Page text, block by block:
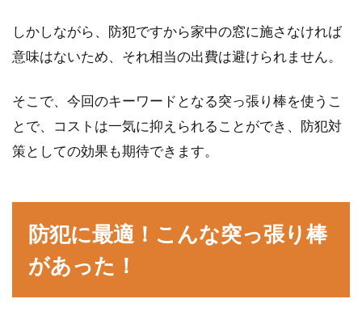
せっかく建てた家も、時がたつとともに調子が
防犯やイタズラ防止に！窓用のスト
ッパーは100均商品が優秀
しかしながら、防犯ですから家中の窓に施さなければ
意味はないため、それ相当の出費は避けられません。
そこで、今回のキーワードとなる突っ張り棒を使うこ
とで、コストは一気に抑えられることができ、防犯対
策としての効果も期待できます。
防犯に最適！こんな突っ張り棒
があった！